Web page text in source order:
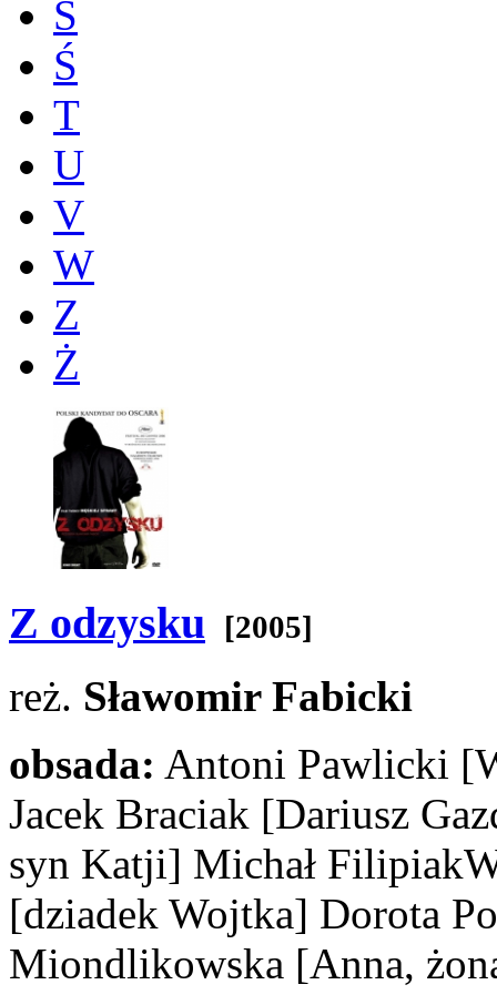
S
Ś
T
U
V
W
Z
Ż
Z odzysku [2005]
reż. Sławomir Fabicki
obsada: Antoni Pawlicki
Jacek Braciak [Dariusz
syn Katji] Michał
[dziadek Wojtka] Dorota
Miondlikowska [Anna,